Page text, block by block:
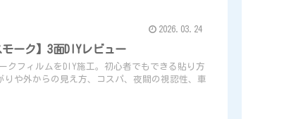
2026.03.24
ーク】3面DIYレビュー
クフィルムをDIY施工。初心者でもできる貼り方
や外からの見え方、コスパ、夜間の視認性、車